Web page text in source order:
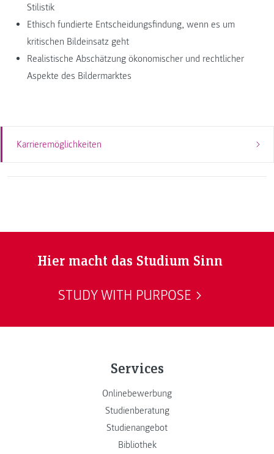
Karrieremöglichkeiten
Stilistik
Ethisch fundierte Entscheidungsfindung, wenn es um
kritischen Bildeinsatz geht
Realistische Abschätzung ökonomischer und rechtlicher
Aspekte des Bildermarktes
Hier macht das Studium Sinn
STUDY WITH PURPOSE
Services
Onlinebewerbung
Studienberatung
Studienangebot
Bibliothek